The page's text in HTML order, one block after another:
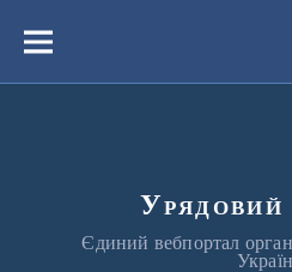
вмістуМеню
Урядовий
Єдиний вебпортал